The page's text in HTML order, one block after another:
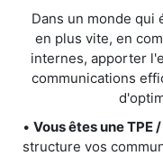
Dans un monde qui
en plus vite, en
internes, apporter
communications
• Vous êtes une TPE
structure vos